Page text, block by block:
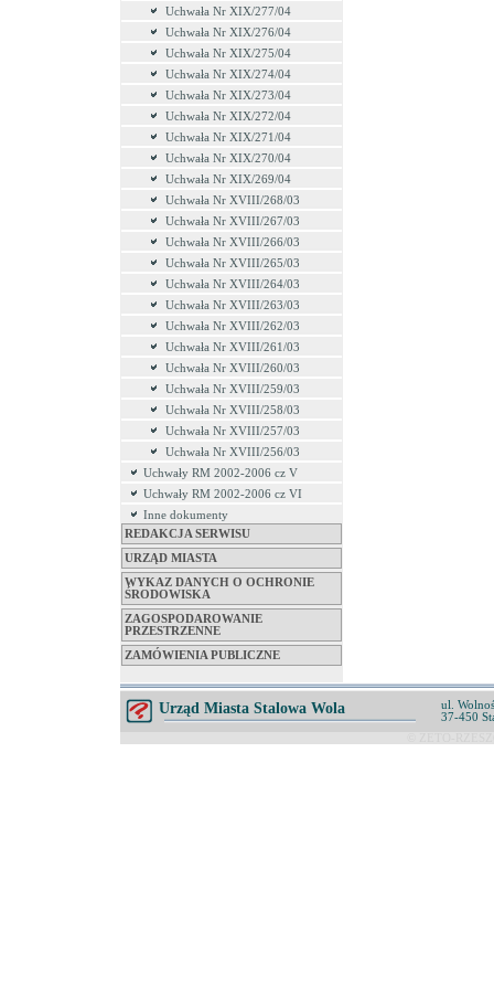
Uchwała Nr XIX/277/04
Uchwała Nr XIX/276/04
Uchwała Nr XIX/275/04
Uchwała Nr XIX/274/04
Uchwała Nr XIX/273/04
Uchwała Nr XIX/272/04
Uchwała Nr XIX/271/04
Uchwała Nr XIX/270/04
Uchwała Nr XIX/269/04
Uchwała Nr XVIII/268/03
Uchwała Nr XVIII/267/03
Uchwała Nr XVIII/266/03
Uchwała Nr XVIII/265/03
Uchwała Nr XVIII/264/03
Uchwała Nr XVIII/263/03
Uchwała Nr XVIII/262/03
Uchwała Nr XVIII/261/03
Uchwała Nr XVIII/260/03
Uchwała Nr XVIII/259/03
Uchwała Nr XVIII/258/03
Uchwała Nr XVIII/257/03
Uchwała Nr XVIII/256/03
Uchwały RM 2002-2006 cz V
Uchwały RM 2002-2006 cz VI
Inne dokumenty
REDAKCJA SERWISU
URZĄD MIASTA
WYKAZ DANYCH O OCHRONIE
ŚRODOWISKA
ZAGOSPODAROWANIE
PRZESTRZENNE
ZAMÓWIENIA PUBLICZNE
Urząd Miasta Stalowa Wola
ul.
37-450